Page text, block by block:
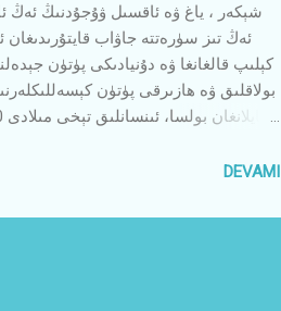
شېكەر ، ياغ ۋە ئاقسىل ۋۇجۇدنىڭ ئەڭ
ئەڭ تىز سۈرەتتە جاۋاب قايتۇرىدىغان
كېلىپ قالغانغا ۋە دۇنيادىكى پۈتۈن
بولاقلىق ۋە ھازىرقى پۈتۈن
ئىشلەپچىقىرىش ئۇ قەدەر جاپالىق ،
DEVAMI